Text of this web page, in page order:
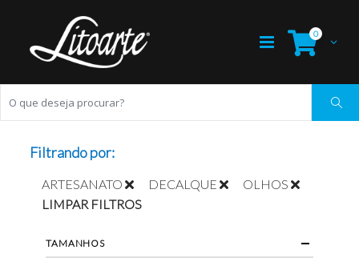
0
Filtrando por:
ARTESANATO DECALQUE
OLHOS
LIMPAR FILTROS
TAMANHOS